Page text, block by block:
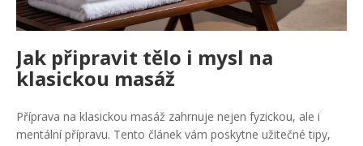
Jak připravit tělo i mysl na
klasickou masáž
Příprava na klasickou masáž zahrnuje nejen fyzickou, ale i
mentální přípravu. Tento článek vám poskytne užitečné tipy,